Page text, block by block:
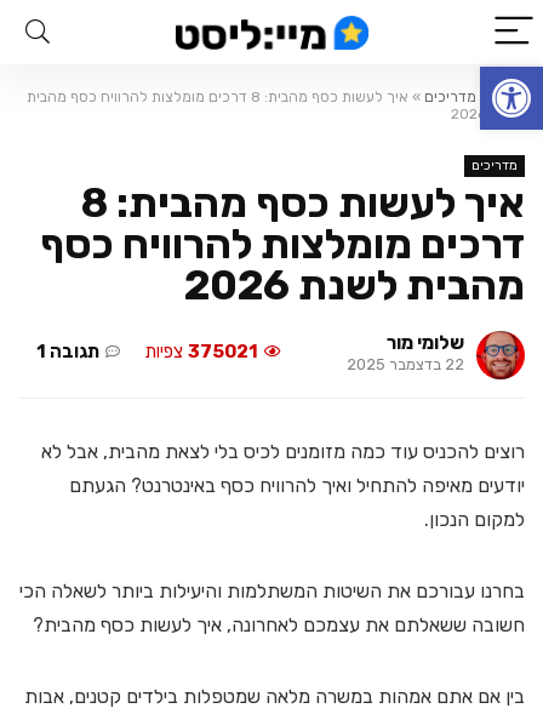
פתח סרגל נגישות
ראשי מדריכים »
איך לעשות כסף מהבית: 8 דרכים מומלצות להרוויח כסף מהבית
לשנת 2026
מדריכים
איך לעשות כסף מהבית: 8
דרכים מומלצות להרוויח כסף
מהבית לשנת 2026
שלומי מור
22 בדצמבר 2025
375021 צפיות תגובה 1
רוצים להכניס עוד כמה מזומנים לכיס בלי לצאת מהבית, אבל לא
יודעים מאיפה להתחיל ואיך להרוויח כסף באינטרנט? הגעתם
למקום הנכון.
בחרנו עבורכם את השיטות המשתלמות והיעילות ביותר לשאלה הכי
חשובה ששאלתם את עצמכם לאחרונה, איך לעשות כסף מהבית?
בין אם אתם אמהות במשרה מלאה שמטפלות בילדים קטנים, אבות